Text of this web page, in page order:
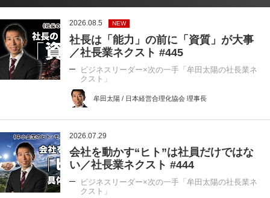
2026.08.5 NEW
社長は「能力」の前に「資質」が大事
／社長業ネクスト #445
ビジネスリーダー×次の一手「牟田太陽の社長業ネ
クスト」
牟田太陽 / 日本経営合理化協会 理事長
2026.07.29
会社を動かす“ヒト”は社員だけではな
い／社長業ネクスト #444
ビジネスリーダー×次の一手「牟田太陽の社長業ネ
クスト」